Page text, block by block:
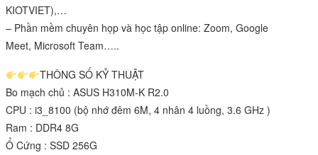
KIOTVIET),…
– Phần mềm chuyên họp và học tập online: Zoom, Google
Meet, Microsoft Team…..
THÔNG SỐ KỶ THUẬT
Bo mạch chủ : ASUS H310M-K R2.0
CPU : i3_8100 (bộ nhớ đêm 6M, 4 nhân 4 luồng, 3.6 GHz )
Ram : DDR4 8G
Ổ Cứng : SSD 256G